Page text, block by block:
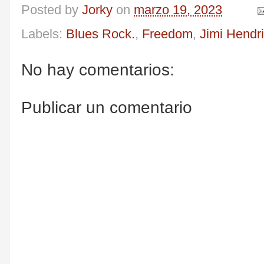
Posted by Jorky on marzo 19, 2023
Labels: Blues Rock., Freedom, Jimi
No hay comentarios:
Publicar un comentario